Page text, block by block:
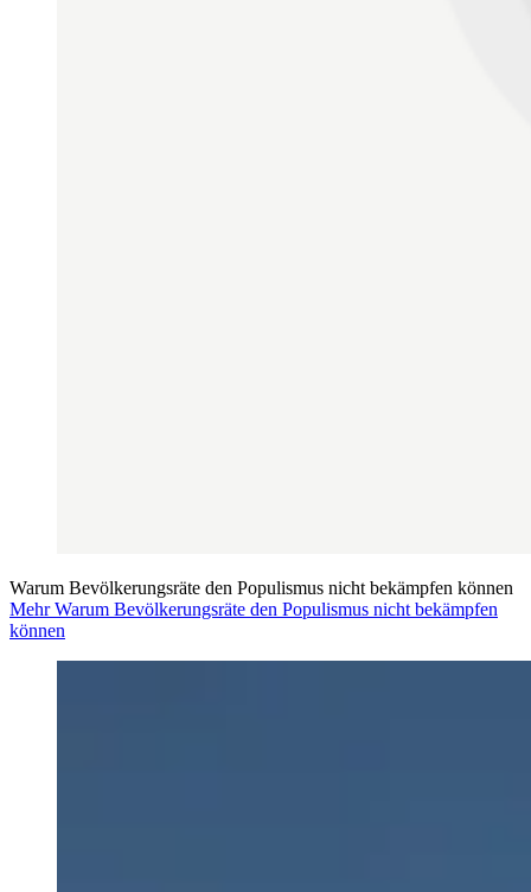
Warum Bevölkerungsräte den Populismus nicht bekämpfen können
Mehr Warum Bevölkerungsräte den Populismus nicht bekämpfen
können